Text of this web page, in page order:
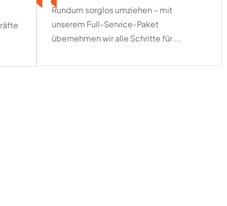
Rundum sorglos umziehen – mit
unserem Full-Service-Paket
übernehmen wir alle Schritte für ...